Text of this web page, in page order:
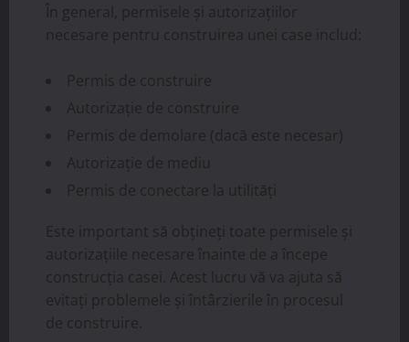
În general, permisele și autorizațiilor
necesare pentru construirea unei case includ:
Permis de construire
Autorizație de construire
Permis de demolare (dacă este necesar)
Autorizație de mediu
Permis de conectare la utilități
Este important să obțineți toate permisele și
autorizațiile necesare înainte de a începe
construcția casei. Acest lucru vă va ajuta să
evitați problemele și întârzierile în procesul
de construire.